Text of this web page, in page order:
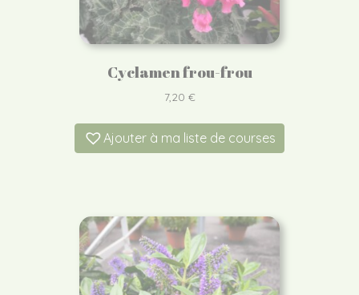
Cyclamen frou-frou
7,20 €
Ajouter à ma liste de courses